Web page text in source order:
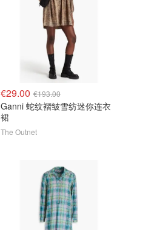
€29.00 €193.00
Ganni 蛇纹褶皱雪纺迷你连衣
裙
The Outnet